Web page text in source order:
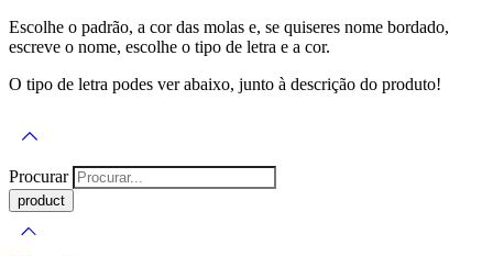
Escolhe o padrão, a cor das molas e, se quiseres nome bordado,
escreve o nome, escolhe o tipo de letra e a cor.
O tipo de letra podes ver abaixo, junto à descrição do produto!
Procurar